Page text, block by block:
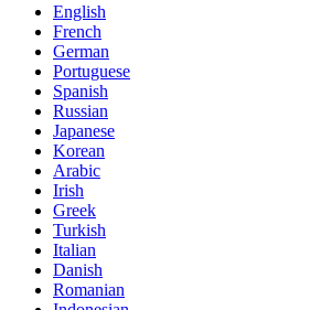
English
French
German
Portuguese
Spanish
Russian
Japanese
Korean
Arabic
Irish
Greek
Turkish
Italian
Danish
Romanian